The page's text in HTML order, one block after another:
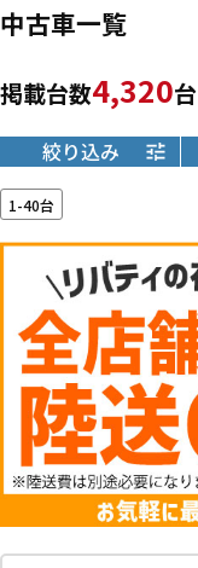
中古車一覧
掲載台数4,320台
絞り込み
1-40台